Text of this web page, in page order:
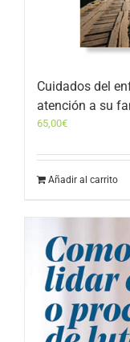
Cuidados del
atención a su
65,00€
Añadir al carrito